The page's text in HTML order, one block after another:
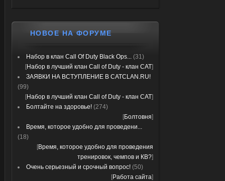
НОВОЕ НА ФОРУМЕ
Набор в клан Call Of Duty Black Ops... (31)
[Набор в лучший клан Call of Duty - клан CAT]
ЗАЯВКИ НА ВСТУПЛЕНИЕ В CATCLAN.RU!
(99)
[Набор в лучший клан Call of Duty - клан CAT]
Болтайте на здоровье! (274)
[Болтовня]
Время, которое удобно для проведени...
(18)
[Время, которое удобно для проведения
тренировок, чемпов и КВ?]
Очень серьезный и срочный вопрос! (50)
[Работа сайта]